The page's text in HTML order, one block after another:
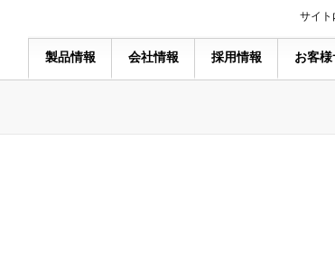
サイト
製品情報 会社情報 採用情報 お客様